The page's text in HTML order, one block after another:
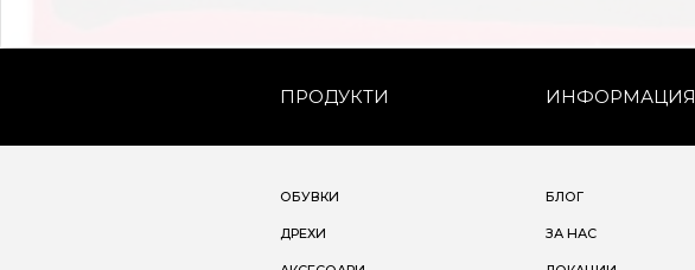
ПРОДУКТИ ИНФОРМАЦИЯ
ОБУВКИ
ДРЕХИ
БЛОГ
ЗА НАС